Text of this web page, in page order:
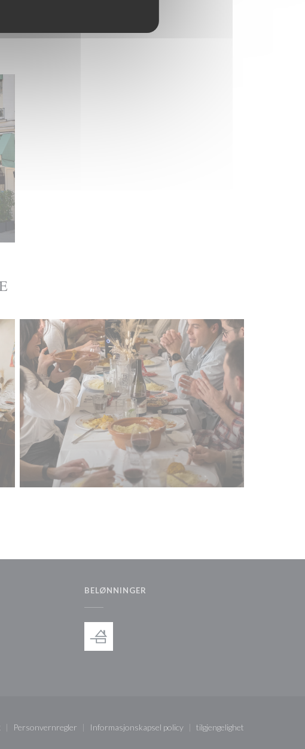
nytt vindu))
BELØNNINGER
i et nytt vindu))
Personvernregler
((åpner i et nytt vindu))
Informasjonskapsel policy
((åpner i et nytt vindu))
tilgjengelighet
((åpner i et nytt vindu))